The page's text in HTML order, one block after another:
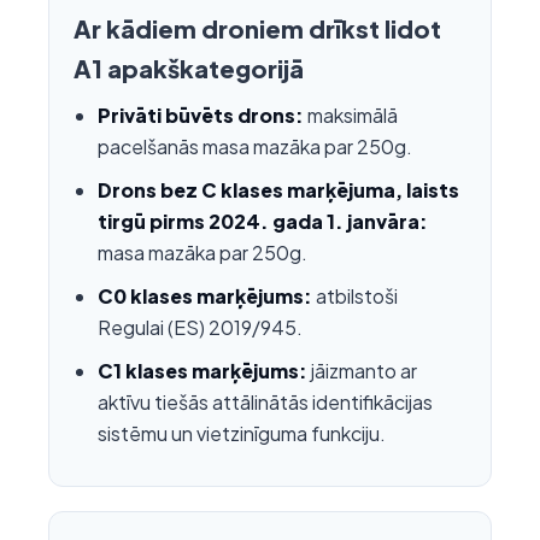
Ar kādiem droniem drīkst lidot
A1 apakškategorijā
Privāti būvēts drons: maksimālā
pacelšanās masa mazāka par 250g.
Drons bez C klases marķējuma, laists
tirgū pirms 2024. gada 1. janvāra:
masa mazāka par 250g.
C0 klases marķējums: atbilstoši
Regulai (ES) 2019/945.
C1 klases marķējums: jāizmanto ar
aktīvu tiešās attālinātās identifikācijas
sistēmu un vietzinīguma funkciju.